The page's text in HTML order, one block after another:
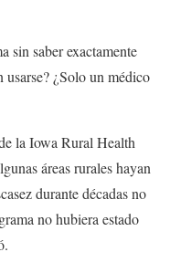
sin saber exactamente
usarse? ¿Solo un médico
la Iowa Rural Health
áreas rurales hayan
durante décadas no
no hubiera estado